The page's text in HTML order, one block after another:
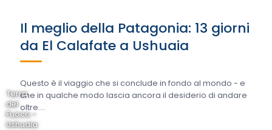
Il meglio della Patagonia: 13 giorni
da El Calafate a Ushuaia
Questo è il viaggio che si conclude in fondo al mondo - e
che in qualche modo lascia ancora il desiderio di andare
oltre....
Terra
del
Fuoco -
Ushuaia